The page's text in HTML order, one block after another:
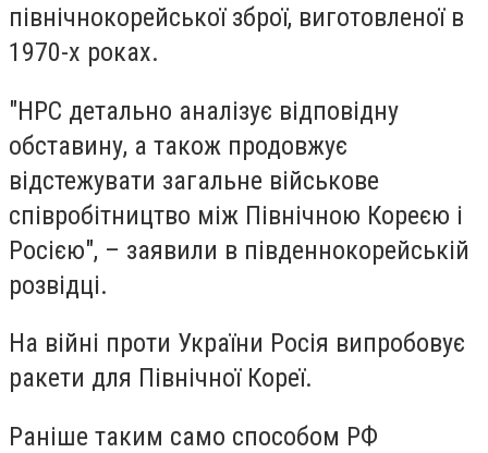
північнокорейської зброї, виготовленої в
1970-х роках.
"НРС детально аналізує відповідну
обставину, а також продовжує
відстежувати загальне військове
співробітництво між Північною Кореєю і
Росією", – заявили в південнокорейській
розвідці.
На війні проти України Росія випробовує
ракети для Північної Кореї.
Раніше таким само способом РФ